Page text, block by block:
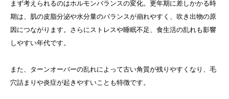
まず考えられるのはホルモンバランスの変化。更年期に差しかかる時
期は、肌の皮脂分泌や水分量のバランスが崩れやすく、吹き出物の原
因につながります。さらにストレスや睡眠不足、食生活の乱れも影響
しやすい年代です。
また、ターンオーバーの乱れによって古い角質が残りやすくなり、毛
穴詰まりや炎症が起きやすいことも特徴です。